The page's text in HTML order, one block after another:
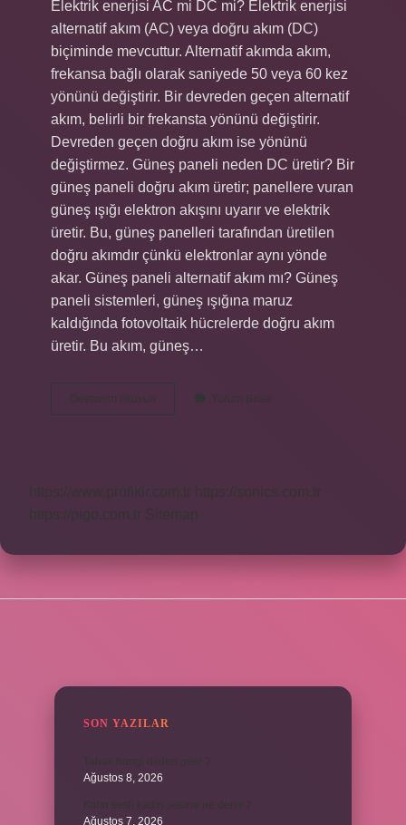
Elektrik enerjisi AC mi DC mi? Elektrik enerjisi
alternatif akım (AC) veya doğru akım (DC)
biçiminde mevcuttur. Alternatif akımda akım,
frekansa bağlı olarak saniyede 50 veya 60 kez
yönünü değiştirir. Bir devreden geçen alternatif
akım, belirli bir frekansta yönünü değiştirir.
Devreden geçen doğru akım ise yönünü
değiştirmez. Güneş paneli neden DC üretir? Bir
güneş paneli doğru akım üretir; panellere vuran
güneş ışığı elektron akışını uyarır ve elektrik
üretir. Bu, güneş panelleri tarafından üretilen
doğru akımdır çünkü elektronlar aynı yönde
akar. Güneş paneli alternatif akım mı? Güneş
paneli sistemleri, güneş ışığına maruz
kaldığında fotovoltaik hücrelerde doğru akım
üretir. Bu akım, güneş…
Devamını okuyun
Enerjisi
Yorum Bırak
https://www.profikir.com.tr
https://sonics.com.tr
https://pigo.com.tr
Sitemap
SON YAZILAR
Ağustos 8, 2026
Ağustos 7, 2026